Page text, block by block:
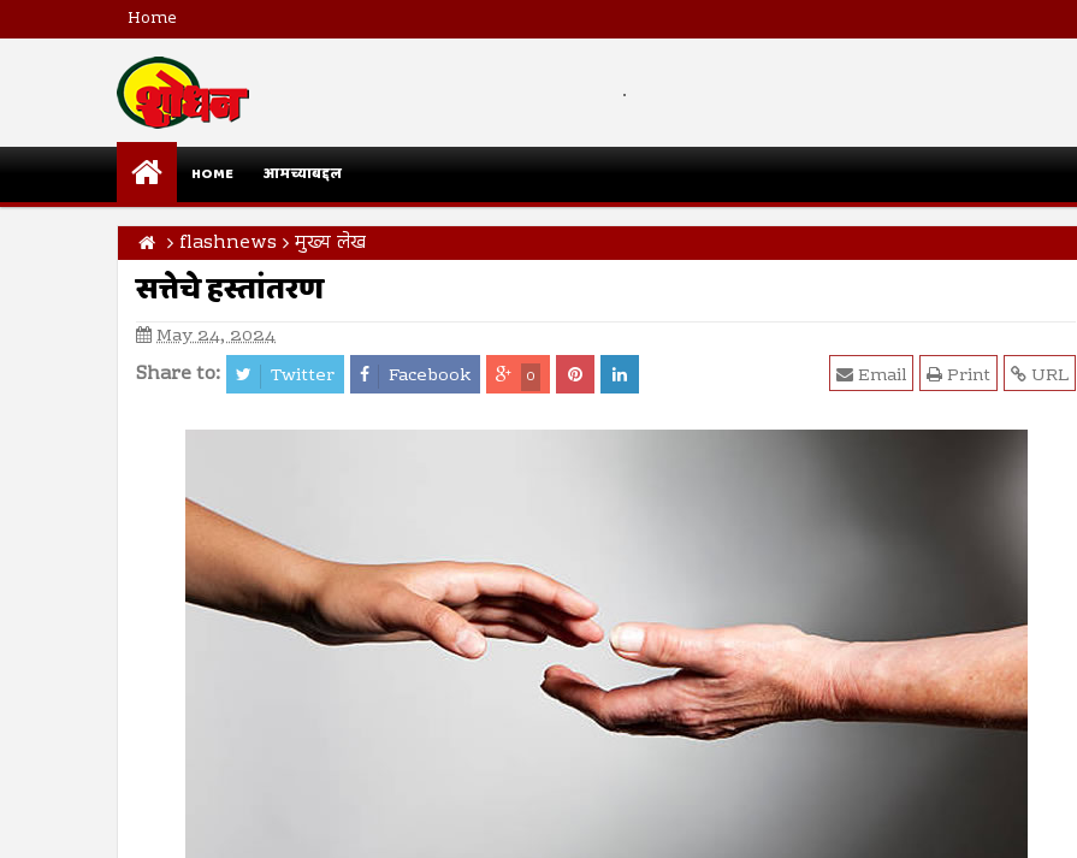
Home
.
HOME आमच्याबद्दल
flashnews मुख्य लेख
सत्तेचे हस्तांतरण
May 24, 2024
Share to: Twitter Facebook 0 URL
Print
Email